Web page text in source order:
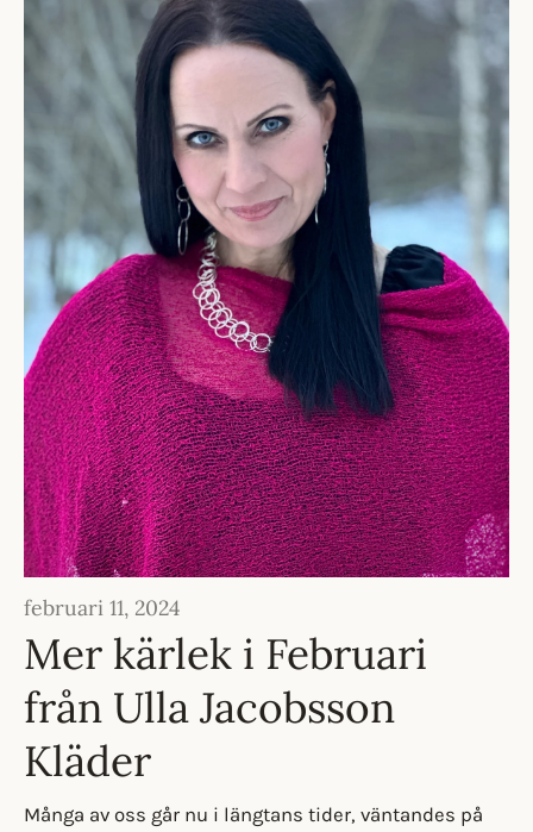
februari 11, 2024
Mer kärlek i Februari
från Ulla Jacobsson
Kläder
Många av oss går nu i längtans tider, väntandes på